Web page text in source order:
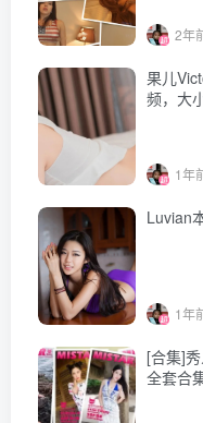
[3.16]
093.[Xiuren秀人网
792MB]
[2.25]
092.[Xiuren秀人网
805MB]
[2024.1.13]
091.[Xiuren秀人网
[12.29]
2年
果儿
频，大
1年
Luvian
1年
[合集]
全套合